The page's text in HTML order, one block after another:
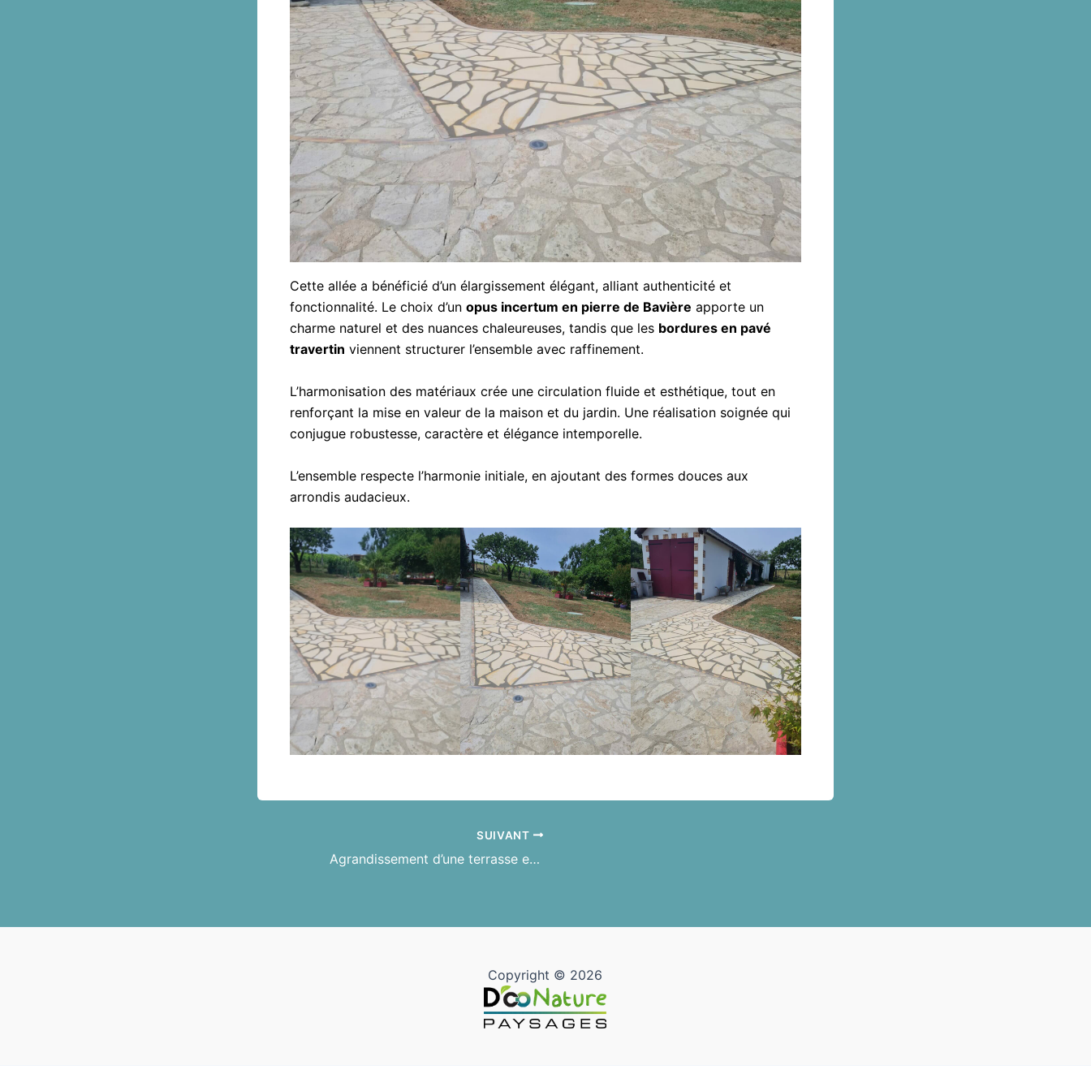
Cette allée a bénéficié d’un élargissement élégant, alliant authenticité et
fonctionnalité. Le choix d’un opus incertum en pierre de Bavière apporte un
charme naturel et des nuances chaleureuses, tandis que les bordures en pavé
travertin viennent structurer l’ensemble avec raffinement.
L’harmonisation des matériaux crée une circulation fluide et esthétique, tout en
renforçant la mise en valeur de la maison et du jardin. Une réalisation soignée qui
conjugue robustesse, caractère et élégance intemporelle.
L’ensemble respecte l’harmonie initiale, en ajoutant des formes douces aux
arrondis audacieux.
SUIVANT
Agrandissement d’une terrasse en bois Cumaru
Copyright © 2026